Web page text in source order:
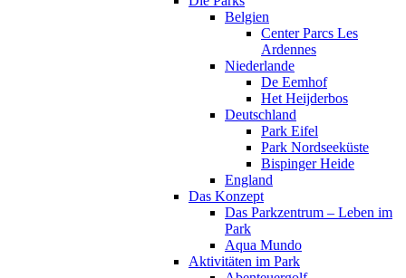
Belgien
Center Parcs Les
Ardennes
Niederlande
De Eemhof
Het Heijderbos
Deutschland
Park Eifel
Park Nordseeküste
Bispinger Heide
England
Das Konzept
Das Parkzentrum – Leben im
Park
Aqua Mundo
Aktivitäten im Park